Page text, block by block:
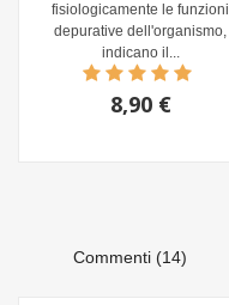
fisiologicamente le funzioni
depurative dell'organismo,
indicano il...
8,90 €
Commenti (14)